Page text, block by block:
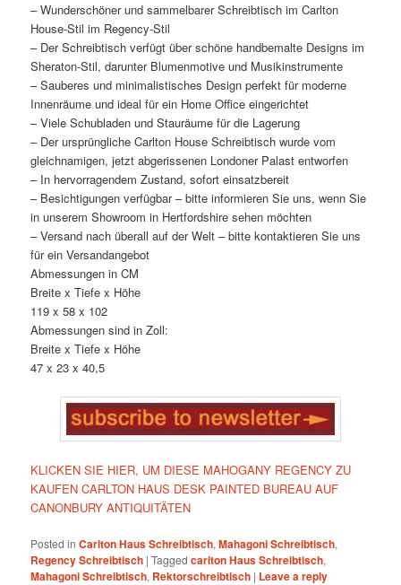
– Wunderschöner und sammelbarer Schreibtisch im Carlton
House-Stil im Regency-Stil
– Der Schreibtisch verfügt über schöne handbemalte Designs im
Sheraton-Stil, darunter Blumenmotive und Musikinstrumente
– Sauberes und minimalistisches Design perfekt für moderne
Innenräume und ideal für ein Home Office eingerichtet
– Viele Schubladen und Stauräume für die Lagerung
– Der ursprüngliche Carlton House Schreibtisch wurde vom
gleichnamigen, jetzt abgerissenen Londoner Palast entworfen
– In hervorragendem Zustand, sofort einsatzbereit
– Besichtigungen verfügbar – bitte informieren Sie uns, wenn Sie
in unserem Showroom in Hertfordshire sehen möchten
– Versand nach überall auf der Welt – bitte kontaktieren Sie uns
für ein Versandangebot
Abmessungen in CM
Breite x Tiefe x Höhe
119 x 58 x 102
Abmessungen sind in Zoll:
Breite x Tiefe x Höhe
47 x 23 x 40,5
KLICKEN SIE HIER, UM DIESE MAHOGANY REGENCY ZU
KAUFEN CARLTON HAUS DESK PAINTED BUREAU AUF
CANONBURY ANTIQUITÄTEN
Posted in Carlton Haus Schreibtisch,Mahagoni Schreibtisch,
Regency Schreibtisch |Tagged carlton Haus Schreibtisch,
Mahagoni Schreibtisch, Rektorschreibtisch | Leave a reply